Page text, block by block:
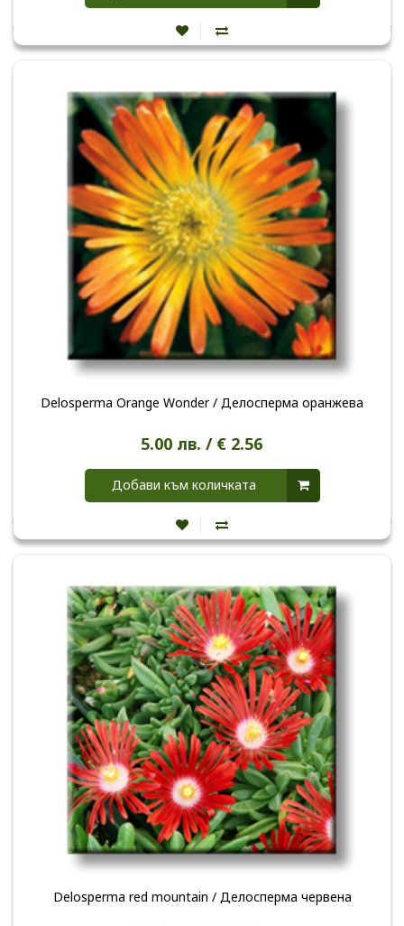
Delosperma Orange Wonder / Делосперма оранжева
5.00 лв. / € 2.56
Добави към количката
Delosperma red mountain / Делосперма червена